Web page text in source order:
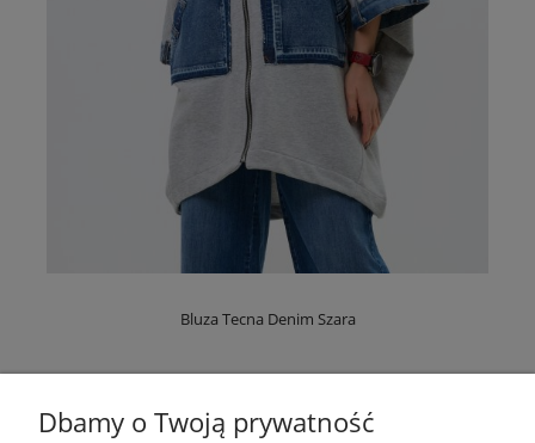
Bluza Tecna Denim Szara
Dbamy o Twoją prywatność